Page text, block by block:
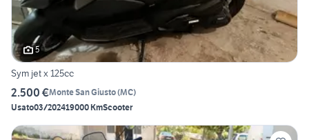
5
Sym jet x 125cc
2.500 €Monte San Giusto(MC)
Usato03/202419000 KmScooter